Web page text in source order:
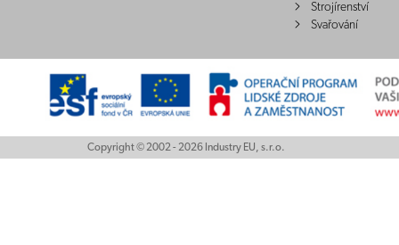
Strojírenství
Svařování
Copyright © 2002 - 2026 Industry EU, s.r.o.